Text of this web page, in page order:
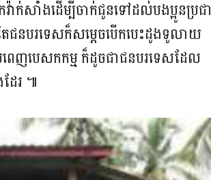
វ៉ាក់សាំងដើម្បីចាក់ជូនទៅដល់បងប្អូន​ប្រជា
ជនបរទេសក៏សម្ដេចបើកបេះដូង​ទូលាយ
េញបេសកកម្ម ក៏ដូចជាជន​បរទេស​ដែល
ដែរ ៕